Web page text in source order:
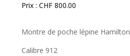
Prix : CHF800.00
Montre de poche lépine Hamilton
Calibre 912